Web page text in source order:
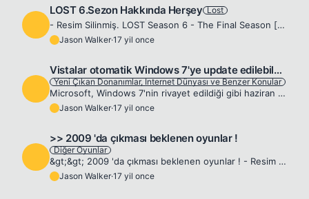
LOST 6.Sezon Hakkında Herşey Lost
- Resim Silinmiş. LOST Season 6 - The Final Season [flash=500,300]http://www.youtube.com/v/-tdkjrrSpAI&amp;hl=en&amp;fs=1[/flash] Sezon 6 Şubat 2010`da başlayacaktır. 6. Sezonun 17 bölüm olarak yayınl...
Jason Walker·17 yil once
Vistalar otomatik Windows 7'ye update edilebilecek.
Yeni Çıkan Donanımlar, Internet Dünyası ve Benzer Konular
Microsoft, Windows 7'nin rivayet edildiği gibi haziran ayında çıkacağından emin olsa gerek. Zira, bu aydan sonra, 2009'un ikinci yarısı boyunca alınan Vista'ları ücretsiz olarak Windows 7'ye yükseltm...
Jason Walker·17 yil once
>> 2009 'da çıkması beklenen oyunlar !
Diğer Oyunlar
&gt;&gt; 2009 'da çıkması beklenen oyunlar ! - Resim Silinmiş. Videogamesblogger sitesi, 2009 yılında beklenen oyunlar için geniş bir Top 100 listesi düzenlemiş. Bir kaçının çıkış tarihleri henüz kes...
Jason Walker·17 yil once